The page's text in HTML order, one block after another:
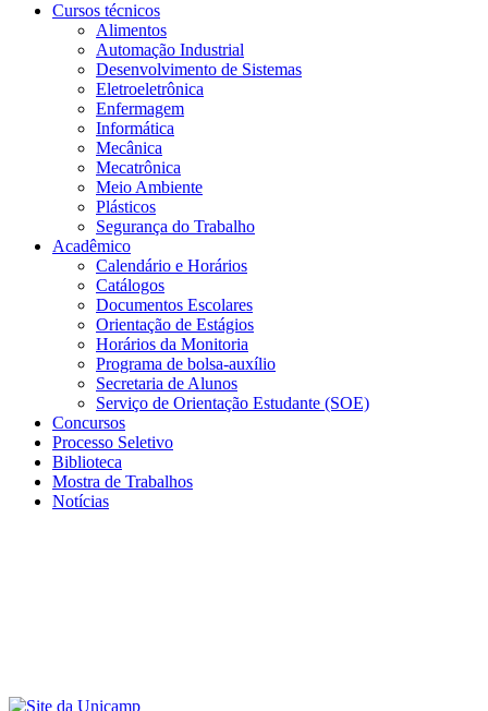
Cursos técnicos
Alimentos
Automação Industrial
Desenvolvimento de Sistemas
Eletroeletrônica
Enfermagem
Informática
Mecânica
Mecatrônica
Meio Ambiente
Plásticos
Segurança do Trabalho
Acadêmico
Calendário e Horários
Catálogos
Documentos Escolares
Orientação de Estágios
Horários da Monitoria
Programa de bolsa-auxílio
Secretaria de Alunos
Serviço de Orientação Estudante (SOE)
Concursos
Processo Seletivo
Biblioteca
Mostra de Trabalhos
Notícias